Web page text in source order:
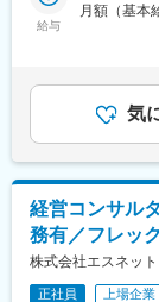
・小売業に
2015年か
得率は84
間減少等改
禁止」「残
を実施。仕
ツール共有
変更の範囲
■業務詳細：
・データ
※アジャイ
現するべく
す
給与
月額（基本
ご経験・
り、選考
当を含めた
気
経営コンサル
務有／フレッ
株式会社エスネッ
正社員 上場企業